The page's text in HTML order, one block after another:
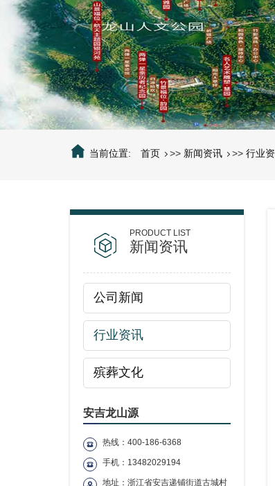
当前位置: 首页 >> 新闻资讯 >>行业
新闻资讯
公司新闻
行业资讯
殡葬文化
安吉龙山源
热线：400-186-6368
手机：13482029194
地址：浙江省安吉递铺街道古城村